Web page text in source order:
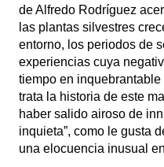
de Alfredo Rodríguez
las plantas silvestres
entorno, los periodos de
experiencias cuya
tiempo en
trata la historia de este
haber salido airoso de
inquieta”, como le gusta
una elocuencia inusual